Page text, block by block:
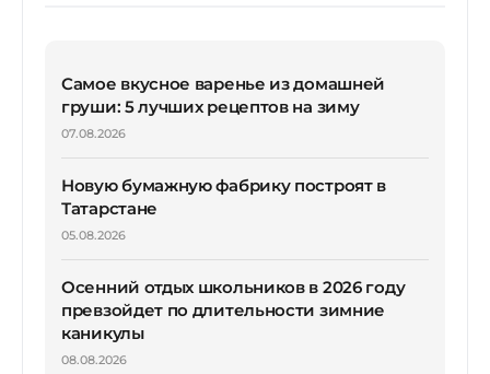
Самое вкусное варенье из домашней
груши: 5 лучших рецептов на зиму
07.08.2026
Новую бумажную фабрику построят в
Татарстане
05.08.2026
Осенний отдых школьников в 2026 году
превзойдет по длительности зимние
каникулы
08.08.2026